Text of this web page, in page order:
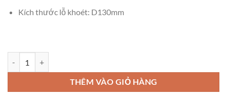
Kích thước lỗ khoét: D130mm
THÊM VÀO GIỎ HÀNG